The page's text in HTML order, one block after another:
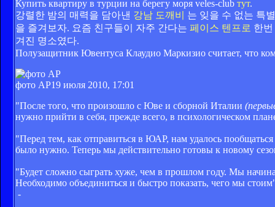
Купить квартиру в турции на берегу моря veles-club тут.
강렬한 밤의 매력을 담아낸 강남 도깨비
는 잊을 수 없는 특
을 즐겨보자. 요즘 친구들이 자주 간다는 페이스 텐프로 한
겨진 명소였다.
Полузащитник Ювентуса Клаудио Маркизио считает, что
фото АР19 июля 2010, 17:01
"После того, что произошло с Юве и сборной Италии
нужно прийти в себя, прежде всего, в психологическом
"Перед тем, как отправиться в ЮАР, нам удалось
было нужно. Теперь мы действительно готовы к новому
"Будет сложно сыграть хуже, чем в прошлом году. Мы
Необходимо объединиться и быстро показать, чего мы
-